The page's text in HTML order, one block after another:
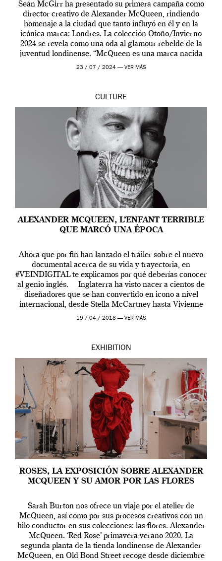
Seán McGirr ha presentado su primera campaña como
director creativo de Alexander McQueen, rindiendo
homenaje a la ciudad que tanto influyó en él y en la
icónica marca: Londres. La colección Otoño/Invierno
2024 se revela como una oda al glamour rebelde de la
juventud londinense. “McQueen es una marca nacida
en Londres y siempre ha […]
23 / 07 / 2024 — VER MÁS
CULTURE
ALEXANDER MCQUEEN, L’ENFANT TERRIBLE
QUE MARCÓ UNA ÉPOCA
Ahora que por fin han lanzado el tráiler sobre el nuevo
documental acerca de su vida y trayectoria, en
#VEINDIGITAL te explicamos por qué deberías conocer
al genio inglés. Inglaterra ha visto nacer a cientos de
diseñadores que se han convertido en icono a nivel
internacional, desde Stella McCartney hasta Vivienne
Westwood pasando […]
19 / 04 / 2018 — VER MÁS
EXHIBITION
ROSES, LA EXPOSICIÓN SOBRE ALEXANDER
MCQUEEN Y SU AMOR POR LAS FLORES
Sarah Burton nos ofrece un viaje por el atelier de
McQueen, así como por sus procesos creativos con un
hilo conductor en sus colecciones: las flores. Alexander
McQueen. ‘Red Rose’ primavera-verano 2020. La
segunda planta de la tienda londinense de Alexander
McQueen, en Old Bond Street recoge desde diciembre